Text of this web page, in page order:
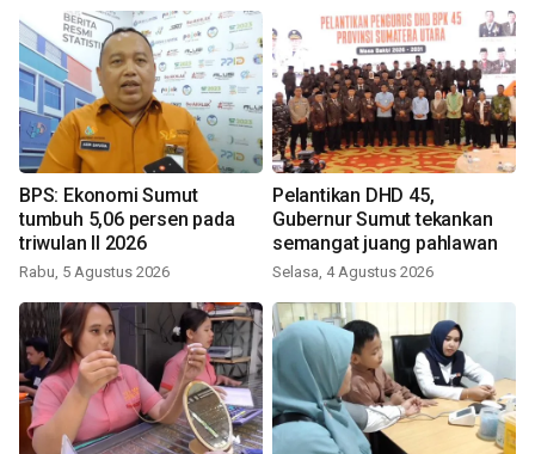
BPS: Ekonomi Sumut
tumbuh 5,06 persen pada
triwulan II 2026
Rabu, 5 Agustus 2026
Pelantikan DHD 45,
Gubernur Sumut tekankan
semangat juang pahlawan
Selasa, 4 Agustus 2026